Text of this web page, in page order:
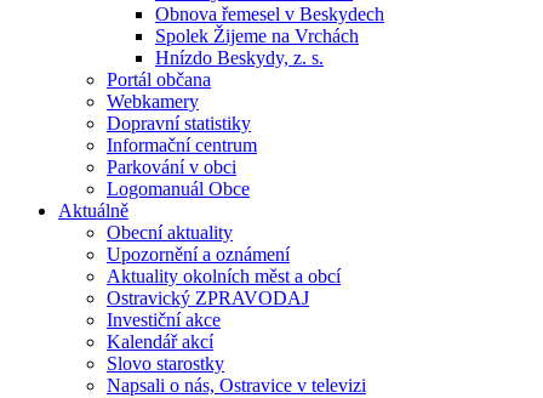
Obnova řemesel v Beskydech
Spolek Žijeme na Vrchách
Hnízdo Beskydy, z. s.
Portál občana
Webkamery
Dopravní statistiky
Informační centrum
Parkování v obci
Logomanuál Obce
Aktuálně
Obecní aktuality
Upozornění a oznámení
Aktuality okolních měst a obcí
Ostravický ZPRAVODAJ
Investiční akce
Kalendář akcí
Slovo starostky
Napsali o nás, Ostravice v televizi